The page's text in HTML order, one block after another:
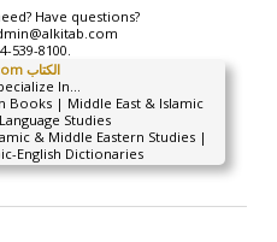
Have questions?
539-8100.
alkitab.com الكتاب
In...
Books | Middle East & Islamic
Studies
& Middle Eastern Studies |
English Dictionaries